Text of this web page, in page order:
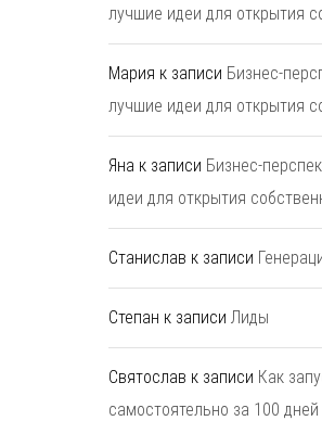
лучшие идеи для открытия
Мария к записи Бизнес-
лучшие идеи для открытия
Яна к записи Бизнес-
идеи для открытия
Станислав к записи
Степан к записи Лиды
Святослав к записи Как
самостоятельно за 100 дней